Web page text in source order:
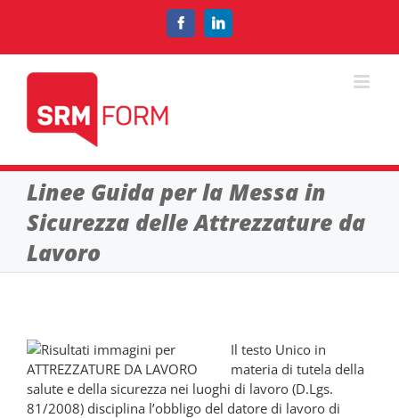
FacebookLinkedIn
Linee Guida per la Messa in
Sicurezza delle Attrezzature da
Lavoro
Il testo Unico in
materia di tutela della
salute e della sicurezza nei luoghi di lavoro (D.Lgs.
81/2008) disciplina l’obbligo del datore di lavoro di